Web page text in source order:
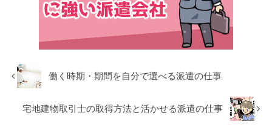
働く時期・期間を自分で選べる派遣の仕事
宅地建物取引士の取得方法と活かせる派遣の仕事